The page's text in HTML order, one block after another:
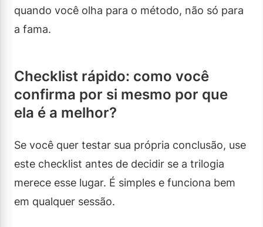
quando você olha para o método, não só para
a fama.
Checklist rápido: como você
confirma por si mesmo por que
ela é a melhor?
Se você quer testar sua própria conclusão, use
este checklist antes de decidir se a trilogia
merece esse lugar. É simples e funciona bem
em qualquer sessão.